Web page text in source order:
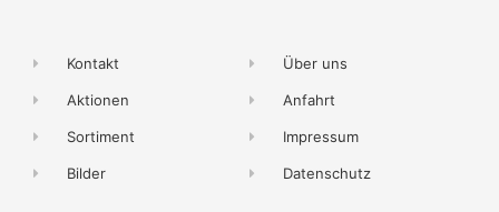
Kontakt
Aktionen
Sortiment
Bilder
Über uns
Anfahrt
Impressum
Datenschutz